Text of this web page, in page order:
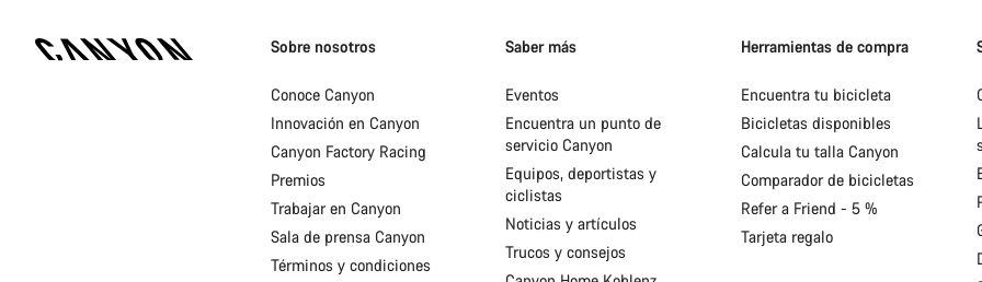
Homepage
Sobre nosotros
Conoce Canyon
Innovación en Canyon
Canyon Factory Racing
Premios
Trabajar en Canyon
Sala de prensa Canyon
Términos y condiciones
Saber más
Eventos
Encuentra un punto de
servicio Canyon
Equipos, deportistas y
ciclistas
Noticias y artículos
Trucos y consejos
Herramientas de compra
Encuentra tu bicicleta
Bicicletas disponibles
Calcula tu talla Canyon
Comparador de bicicletas
Refer a Friend - 5 %
Tarjeta regalo